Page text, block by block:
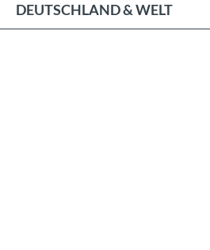
DEUTSCHLAND & WELT